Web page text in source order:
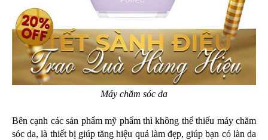
Máy chăm sóc da
Bên cạnh các sản phẩm mỹ phẩm thì không thể thiếu máy chăm
sóc da, là thiết bị giúp tăng hiệu quả làm đẹp, giúp bạn có làn da